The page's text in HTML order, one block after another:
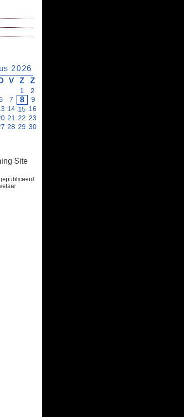
2026
D V Z Z
1
2
7 8
9
14 15 16
21 22 23
28 29 30
Site